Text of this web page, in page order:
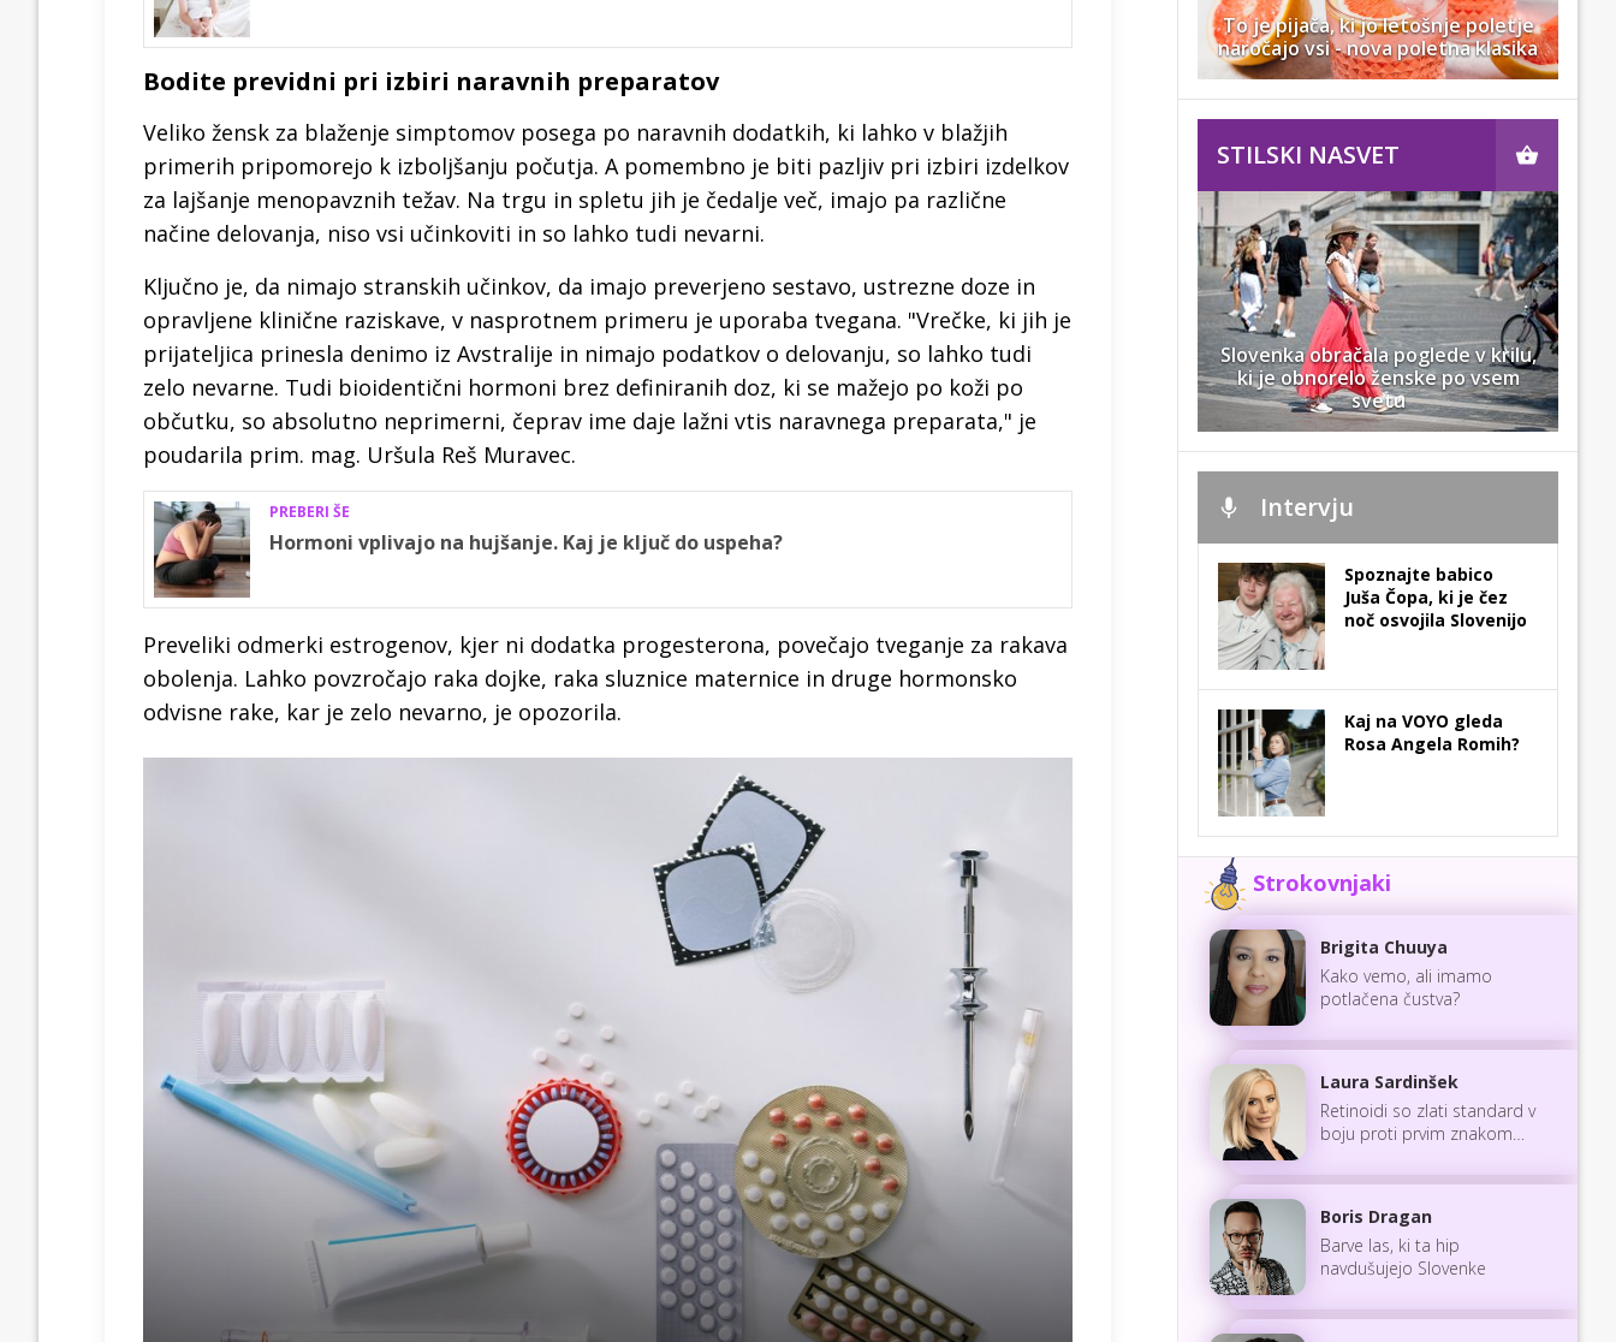
Bodite previdni pri izbiri naravnih preparatov
Veliko žensk za blaženje simptomov posega po naravnih dodatkih, ki lahko v blažjih
primerih pripomorejo k izboljšanju počutja. A pomembno je biti pazljiv pri izbiri izdelkov
za lajšanje menopavznih težav. Na trgu in spletu jih je čedalje več, imajo pa različne
načine delovanja, niso vsi učinkoviti in so lahko tudi nevarni.
Ključno je, da nimajo stranskih učinkov, da imajo preverjeno sestavo, ustrezne doze in
opravljene klinične raziskave, v nasprotnem primeru je uporaba tvegana. "Vrečke, ki jih je
prijateljica prinesla denimo iz Avstralije in nimajo podatkov o delovanju, so lahko tudi
zelo nevarne. Tudi bioidentični hormoni brez definiranih doz, ki se mažejo po koži po
občutku, so absolutno neprimerni, čeprav ime daje lažni vtis naravnega preparata," je
poudarila prim. mag. Uršula Reš Muravec.
PREBERI ŠE
Hormoni vplivajo na hujšanje. Kaj je ključ do uspeha?
Preveliki odmerki estrogenov, kjer ni dodatka progesterona, povečajo tveganje za rakava
obolenja. Lahko povzročajo raka dojke, raka sluznice maternice in druge hormonsko
odvisne rake, kar je zelo nevarno, je opozorila.
To je pijača, ki jo letošnje poletje
naročajo vsi - nova poletna klasika
STILSKI NASVET
Slovenka obračala poglede v krilu,
ki je obnorelo ženske po vsem
svetu
Intervju
Spoznajte babico
Juša Čopa, ki je čez
noč osvojila Slovenijo
Kaj na VOYO gleda
Rosa Angela Romih?
Strokovnjaki
Brigita Chuuya
Kako vemo, ali imamo
potlačena čustva?
Laura Sardinšek
Retinoidi so zlati standard v
boju proti prvim znakom
Boris Dragan
Barve las, ki ta hip
navdušujejo Slovenke